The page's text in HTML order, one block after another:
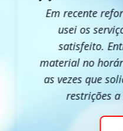
Em recente
usei os
satisfeito.
material no
as vezes que
restrições